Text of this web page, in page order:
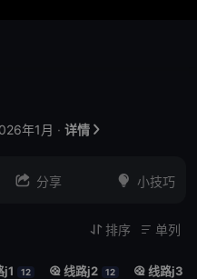
年1月 · 详情 
 分享  小技巧
 排序  单列
j1 12  线路j2 12  线路j3